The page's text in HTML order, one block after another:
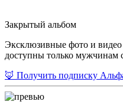
Закрытый альбом
Эксклюзивные фото и видео
доступны только мужчинам
🦊 Получить подписку